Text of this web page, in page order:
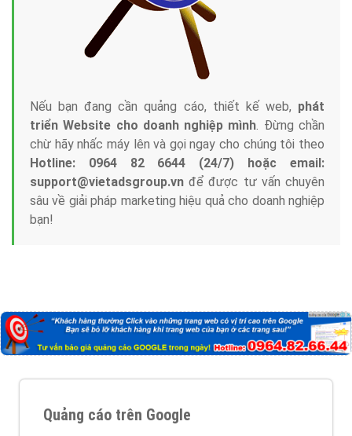
Nếu bạn đang cần quảng cáo, thiết kế web, phát
triển Website cho doanh nghiệp mình. Đừng chần
chừ hãy nhấc máy lên và gọi ngay cho chúng tôi theo
Hotline: 0964 82 6644 (24/7) hoặc email:
support@vietadsgroup.vn để được tư vấn chuyên
sâu về giải pháp marketing hiệu quả cho doanh nghiệp
bạn!
Quảng cáo trên Google